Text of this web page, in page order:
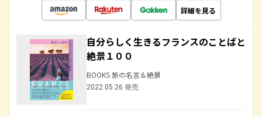
詳細を見る
自分らしく生きるフランスのことばと
絶景１００
BOOKS 旅の名言＆絶景
2022.05.26 発売